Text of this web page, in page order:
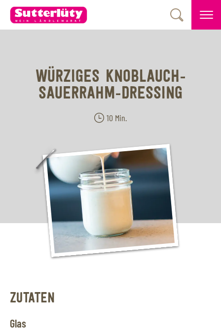
WÜRZIGES KNOBLAUCH-
SAUERRAHM-DRESSING
10 Min.
ZUTATEN
Glas